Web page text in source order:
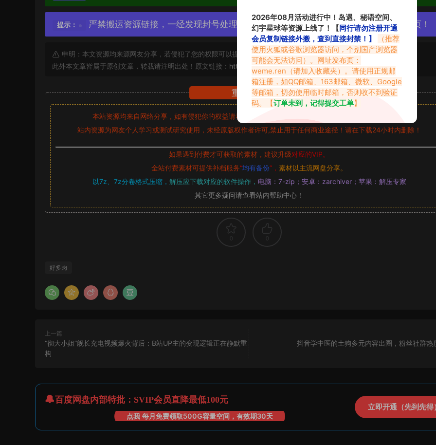
提示： 严禁搬运资源链接，一经发现封号处理，素材资源无露点、需求请绕道，关闭本站网页！
申明：本文资源均来源网友分享，若侵犯了您的权限可以提交工单处理。
此外本文章皆属于原创文章，转载请注明出处！原文链接： https://www.vmiba.com/19876.html
重要声明
本站资源均来自网络分享，如有侵犯你的权益请私信留言
站内资源为网友个人学习或测试研究使用，未经原版权作者许可,禁止用于任何商业途径！请在下载24小时内删除！
如果遇到付费才可获取的素材，建议升级对应的VIP。
全站付费素材可提供补档服务“均有备份”， 素材以主流网盘分享。
以7z、7z分卷格式压缩， 解压应下载对应的软件操作， 电脑：7-zip；安卓：zarchiver；苹果：解压专家
其它更多疑问请查看站内帮助中心！
好多肉
上一篇
“彻大小姐”舰长充电视频爆火背后：B站UP主的变现逻辑正在静默重
构
抖音学中医的土狗多元内容出圈，粉丝社群热
百度网盘内部特批：SVIP会员直降最低100元
点我 每月免费领取500G容量空间，有效期30天
立即开通（先到先得）
2026年08月活动进行中！岛遇、秘语空间、
幻宇星球等资源上线了！【同行请勿注册开通
会员复制链接外搬，查到直接封禁！】
（推荐
使用火狐或谷歌浏览器访问，个别国产浏览器
可能会无法访问）。网址发布页：
weme.ren （请加入收藏夹）。请使用正规邮
箱注册，如QQ邮箱、163邮箱、微软、Google
等邮箱，切勿使用临时邮箱，否则收不到验证
码。【订单未到，记得提交工单】